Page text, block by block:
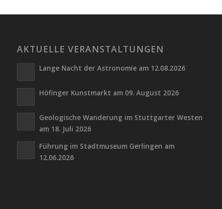
AKTUELLE VERANSTALTUNGEN
Lange Nacht der Astronomie am 12.08.2026
Höfinger Kunstmarkt am 09. August 2026
Geologische Wanderung im Stuttgarter Westen
am 18. Juli 2026
Führung im Stadtmuseum Gerlingen am
12.06.2026